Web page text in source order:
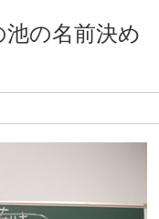
の名前決め